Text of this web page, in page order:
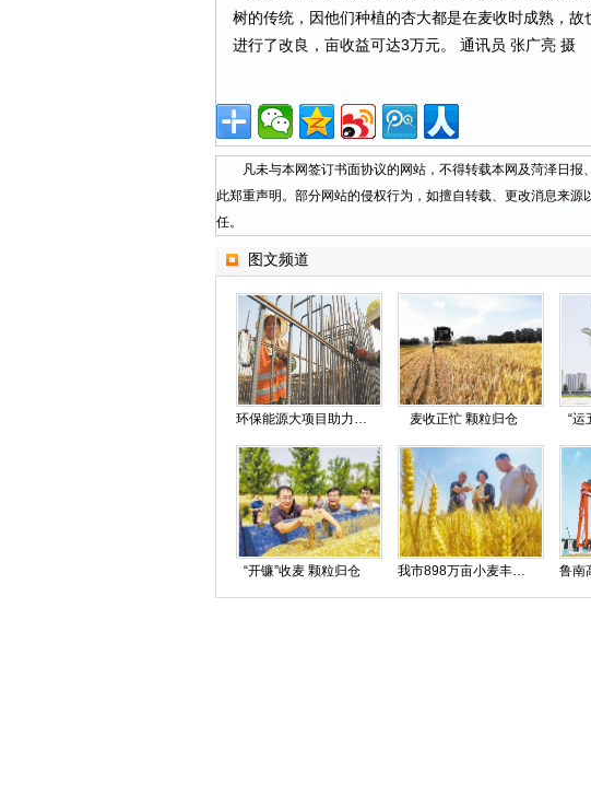
树的传统，因他们种植的杏大都是在麦收时成熟，故
进行了改良，亩收益可达3万元。 通讯员 张广亮 摄
凡未与本网签订书面协议的网站，不得转载本网及菏泽日报
此郑重声明。部分网站的侵权行为，如擅自转载、更改消息来
任。
图文频道
环保能源大项目助力新旧动能转换 麦收正忙 颗粒归仓 “运
“开镰”收麦 颗粒归仓 我市898万亩小麦丰收在即